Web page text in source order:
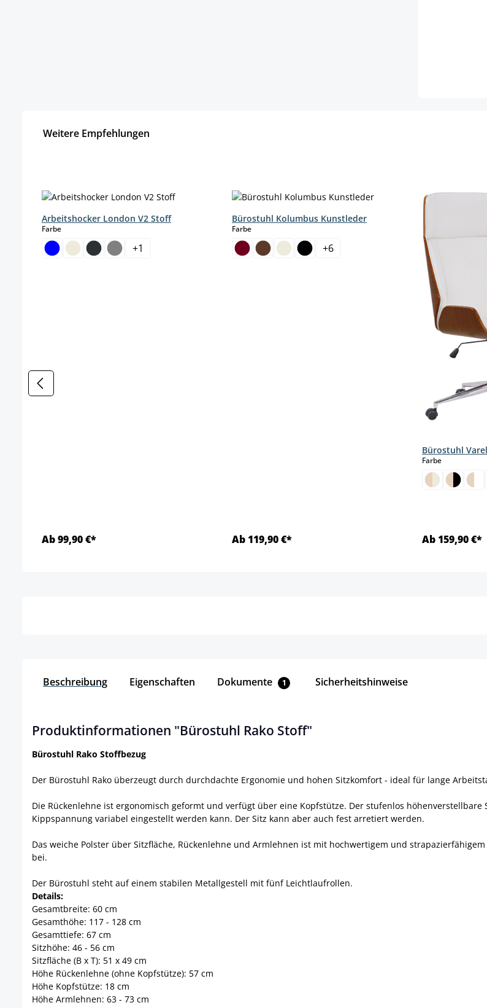
Weitere Empfehlungen
Arbeitshocker London V2 Stoff
Farbeauswählen
+1
Ab 99,90 €*
Bürostuhl Kolumbus Kunstleder
Farbeauswählen
+6
Ab 119,90 €*
Bürostuhl Varel
Farbeauswählen
Ab 159,90 €*
Beschreibung Eigenschaften Dokumente 1 Sicherheitshinweise
Produktinformationen "Bürostuhl Rako Stoff"
Bürostuhl Rako Stoffbezug
Der Bürostuhl Rako überzeugt durch durchdachte Ergonomie und hohen Sitzkomfort - ideal für lange
Die Rückenlehne ist ergonomisch geformt und verfügt über eine Kopfstütze. Der stufenlos
Kippspannung variabel eingestellt werden kann. Der Sitz kann aber auch fest arretiert werden.
Das weiche Polster über Sitzfläche, Rückenlehne und Armlehnen ist mit hochwertigem und
bei.
Der Bürostuhl steht auf einem stabilen Metallgestell mit fünf Leichtlaufrollen.
Details:
Gesamtbreite: 60 cm
Gesamthöhe: 117 - 128 cm
Gesamttiefe: 67 cm
Sitzhöhe: 46 - 56 cm
Sitzfläche (B x T): 51 x 49 cm
Höhe Rückenlehne (ohne Kopfstütze): 57 cm
Höhe Kopfstütze: 18 cm
Höhe Armlehnen: 63 - 73 cm